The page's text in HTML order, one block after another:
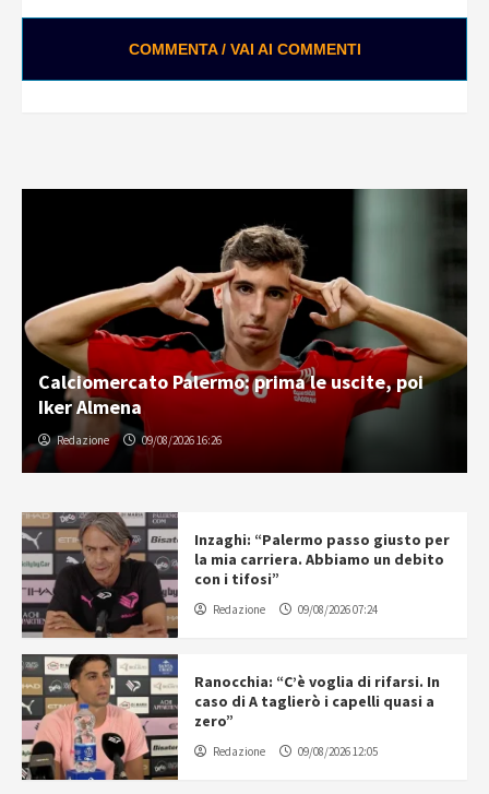
COMMENTA / VAI AI COMMENTI
Calciomercato Palermo: prima le uscite, poi
Iker Almena
Redazione 09/08/2026 16:26
Inzaghi: “Palermo passo giusto per
la mia carriera. Abbiamo un debito
con i tifosi”
Redazione 09/08/2026 07:24
Ranocchia: “C’è voglia di rifarsi. In
caso di A taglierò i capelli quasi a
zero”
Redazione 09/08/2026 12:05